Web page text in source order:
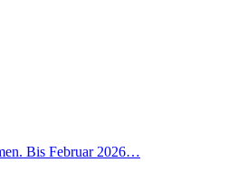
Bis Februar 2026…